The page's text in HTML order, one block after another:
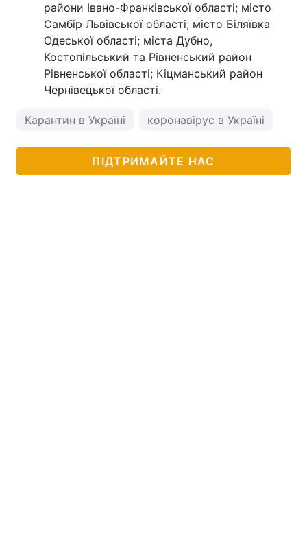
райони Івано-Франківської області; місто
Самбір Львівської області; місто Біляївка
Одеської області; міста Дубно,
Костопільський та Рівненський район
Рівненської області; Кіцманський район
Чернівецької області.
Карантин в Україні коронавірус в Україні
ПІДТРИМАЙТЕ НАС